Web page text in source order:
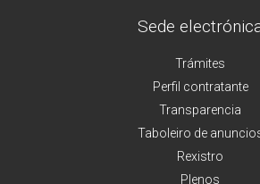
Sede
Trámites
Perfil contratante
Transparencia
Taboleiro de
Rexistro
Plenos